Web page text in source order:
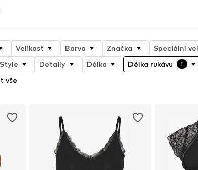
Velikost Barva Značka Speciální
Style Detaily Délka Délka rukávu 1
vše